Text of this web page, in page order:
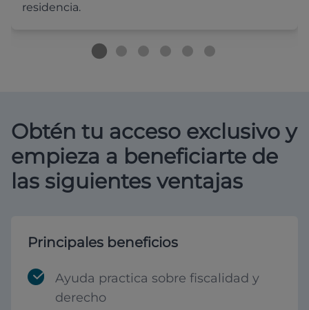
residencia.
Obtén tu acceso exclusivo y
empieza a beneficiarte de
las siguientes ventajas
Principales beneficios
Ayuda practica sobre fiscalidad y
derecho